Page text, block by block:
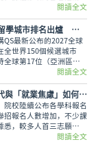
造食物等議題，以及增加
修訂課程預計最快可於
級逐級推行。
閱讀全文
熱話｜QS全球最佳留學城市排名出爐 香港維持第17位
QS最新公布的2027全球
全世界150個候選城市
全球第17位（亞洲區第
閱讀全文
JUPAS2026｜AI時代與「就業焦慮」如何重塑DSE考生的選科藍圖？
院校陸續公布各學科報名
招報名人數增加，不少課
悉，較多人首三志願
，為護理、教育、理工
閱讀全文